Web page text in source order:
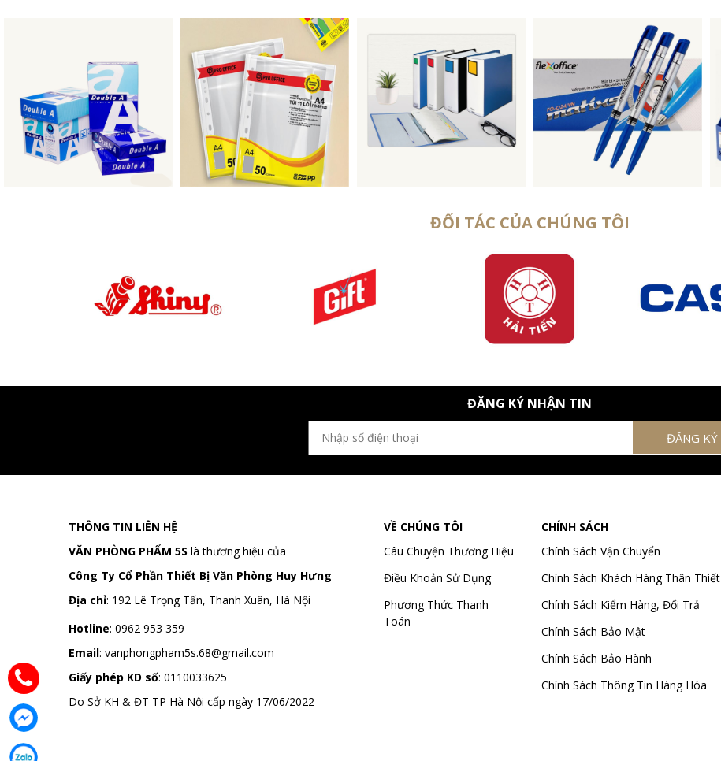
ĐỐI TÁC CỦA CHÚNG TÔI
ĐĂNG KÝ NHẬN TIN
THÔNG TIN LIÊN HỆ
VĂN PHÒNG PHẨM 5S là thương hiệu của
Công Ty Cổ Phần Thiết Bị Văn Phòng Huy Hưng
Địa chỉ: 192 Lê Trọng Tấn, Thanh Xuân, Hà Nội
Hotline: 0962 953 359
Email: vanphongpham5s.68@gmail.com
Giấy phép KD số: 0110033625
Do Sở KH & ĐT TP Hà Nội cấp ngày 17/06/2022
VỀ CHÚNG TÔI
Câu Chuyện Thương Hiệu
Điều Khoản Sử Dụng
Phương Thức Thanh
Toán
CHÍNH SÁCH
Chính Sách Vận Chuyển
Chính Sách Khách Hàng Thân Thiết
Chính Sách Kiểm Hàng, Đổi Trả
Chính Sách Bảo Mật
Chính Sách Bảo Hành
Chính Sách Thông Tin Hàng Hóa